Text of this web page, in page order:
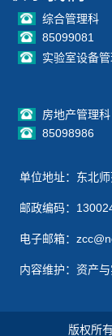
综合管理科
85099081
实验室设备
房地产管理科
85098986
单位地址：东北
邮政编码：
电子邮箱：
内容维护：资产
版权所